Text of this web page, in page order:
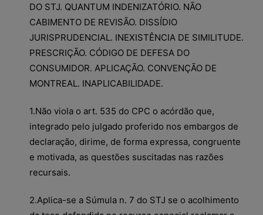
DO STJ. QUANTUM INDENIZATÓRIO. NÃO
CABIMENTO DE REVISÃO. DISSÍDIO
JURISPRUDENCIAL. INEXISTÊNCIA DE SIMILITUDE.
PRESCRIÇÃO. CÓDIGO DE DEFESA DO
CONSUMIDOR. APLICAÇÃO. CONVENÇÃO DE
MONTREAL. INAPLICABILIDADE.
1.Não viola o art. 535 do CPC o acórdão que,
integrado pelo julgado proferido nos embargos de
declaração, dirime, de forma expressa, congruente
e motivada, as questões suscitadas nas razões
recursais.
2.Aplica-se a Súmula n. 7 do STJ se o acolhimento